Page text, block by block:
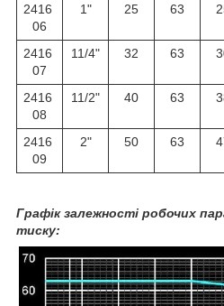
2416
06
1" 25 63
2416
07
11/4" 32 63
2416
08
11/2" 40 63
2416
09
2" 50 63
Графік залежності робочих
тиску: